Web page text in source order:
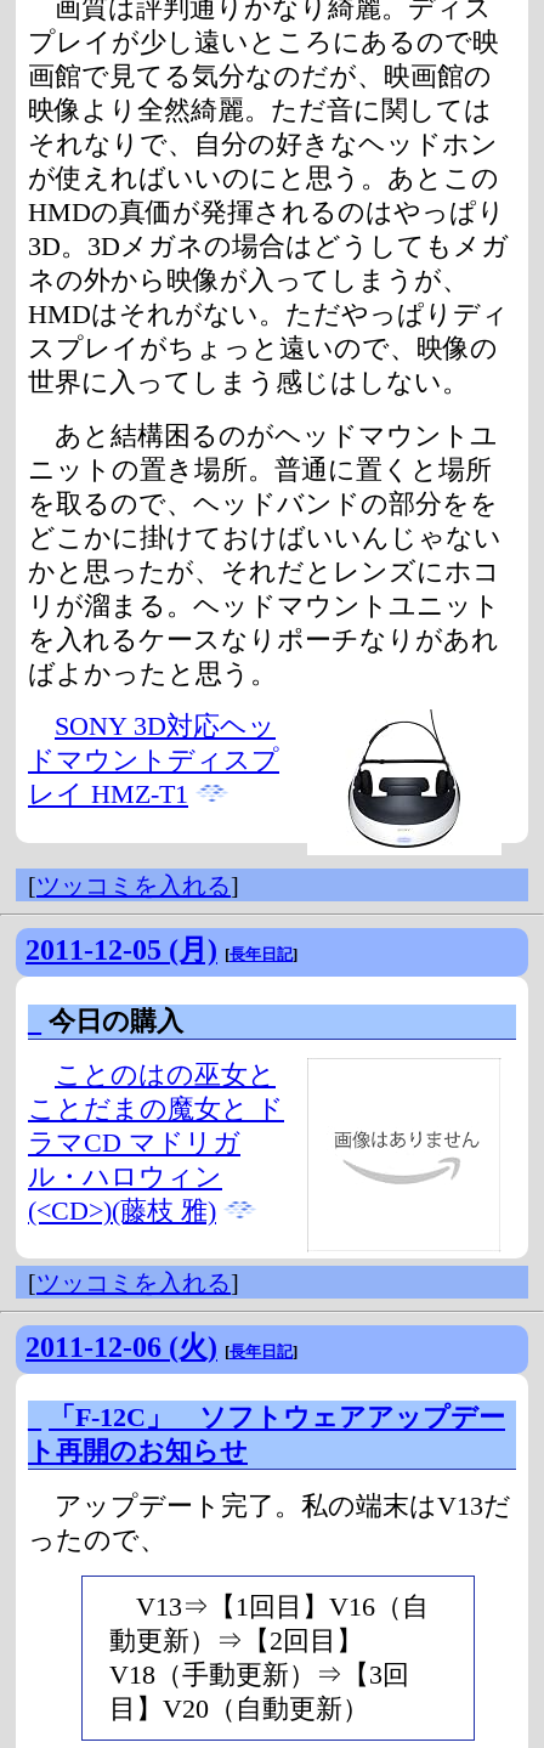
画質は評判通りかなり綺麗。ディス
プレイが少し遠いところにあるので映
画館で見てる気分なのだが、映画館の
映像より全然綺麗。ただ音に関しては
それなりで、自分の好きなヘッドホン
が使えればいいのにと思う。あとこの
HMDの真価が発揮されるのはやっぱり
3D。3Dメガネの場合はどうしてもメガ
ネの外から映像が入ってしまうが、
HMDはそれがない。ただやっぱりディ
スプレイがちょっと遠いので、映像の
世界に入ってしまう感じはしない。
あと結構困るのがヘッドマウントユ
ニットの置き場所。普通に置くと場所
を取るので、ヘッドバンドの部分をを
どこかに掛けておけばいいんじゃない
かと思ったが、それだとレンズにホコ
リが溜まる。ヘッドマウントユニット
を入れるケースなりポーチなりがあれ
ばよかったと思う。
SONY 3D対応ヘッ
ドマウントディスプ
レイ HMZ-T1
[ツッコミを入れる]
2011-12-05 (月) [長年日記]
今日の購入
ことのはの巫女と
ことだまの魔女と ド
ラマCD マドリガ
ル・ハロウィン
(<CD>)(藤枝 雅)
[ツッコミを入れる]
2011-12-06 (火) [長年日記]
「F-12C」 ソフトウェアアップデー
ト再開のお知らせ
アップデート完了。私の端末はV13だ
ったので、
V13⇒【1回目】V16（自
動更新）⇒【2回目】
V18（手動更新）⇒【3回
目】V20（自動更新）